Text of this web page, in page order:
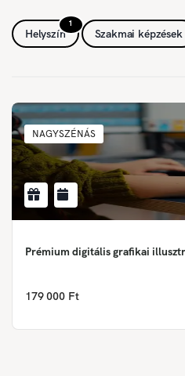
1
Helyszín Szakmai képzések
NAGYSZÉNÁS
Prémium digitális grafikai
179 000 Ft